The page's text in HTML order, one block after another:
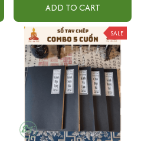
ADD TO CART
SALE